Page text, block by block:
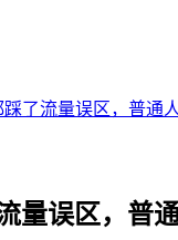
了流量误区，普通
量误区，普